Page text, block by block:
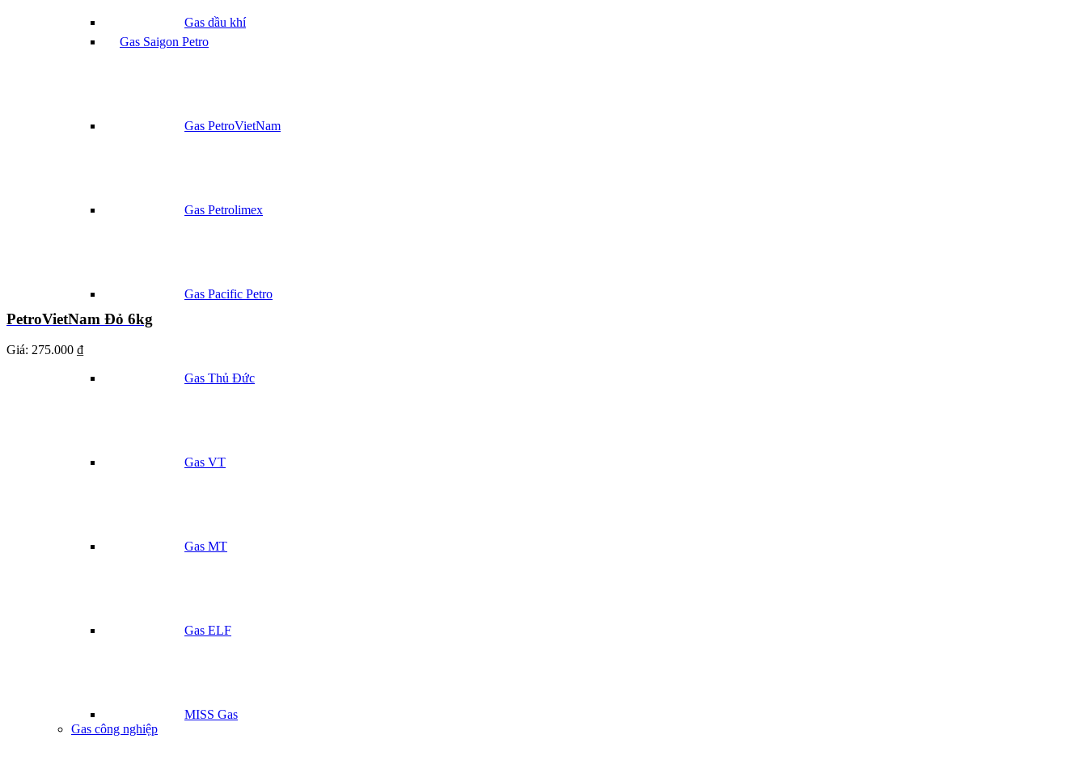
Gas dầu khí
Gas Saigon Petro
Gas PetroVietNam
Gas Petrolimex
Gas Pacific Petro
Gas Thủ Đức
Gas VT
Gas MT
Gas ELF
MISS Gas
Gas công nghiệp
PetroVietNam Đỏ 6kg
Giá: 275.000 ₫